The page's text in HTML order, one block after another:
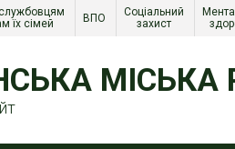
їх сімей
ВПО
Соціальний
захист
МІСЬКА